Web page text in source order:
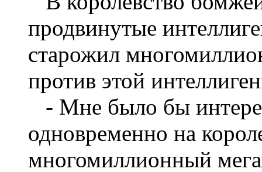
продвинутые
старожил
против этой
- Мне было бы
одновременно на
многомиллионный